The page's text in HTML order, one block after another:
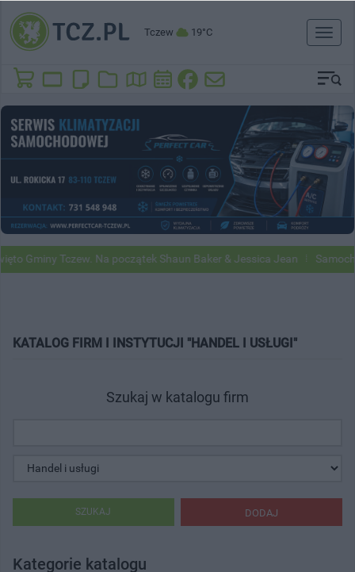
Tczew 19°C
Toggle
Gminy Tczew. Na początek Shaun Baker & Jessica Jean
KATALOG FIRM I INSTYTUCJI "HANDEL I USŁUGI"
Szukaj w katalogu firm
DODAJ
SZUKAJ
Kategorie katalogu